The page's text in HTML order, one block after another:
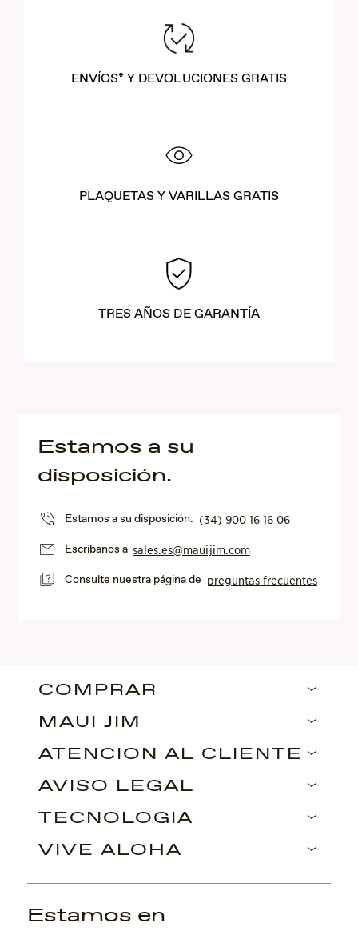
ENVÍOS* Y DEVOLUCIONES GRATIS
PLAQUETAS Y VARILLAS GRATIS
TRES AÑOS DE GARANTÍA
Estamos a su
disposición.
Estamos a su disposición. (34) 900 16 16 06
Escríbanos asales.es@mauijim.com
Consulte nuestra página de preguntas frecuentes
COMPRAR
MAUI JIM
ATENCIÓN AL CLIENTE
AVISO LEGAL
TECNOLOGÍA
VIVE ALOHA
Estamos en